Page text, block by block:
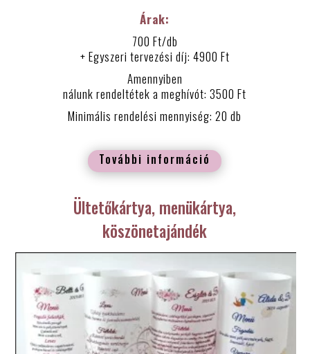
Árak:
700 Ft/db
+ Egyszeri tervezési díj: 4900 Ft
Amennyiben
nálunk rendeltétek a meghívót: 3500 Ft
Minimális rendelési mennyiség: 20 db
További információ
Ültetőkártya, menükártya,
köszönetajándék